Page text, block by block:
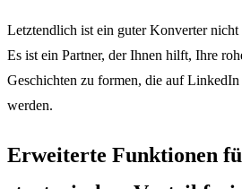
Letztendlich ist ein guter Konverter
Es ist ein Partner, der Ihnen hilft, Ihre
Geschichten zu formen, die auf LinkedIn
werden.
Erweiterte Funktionen